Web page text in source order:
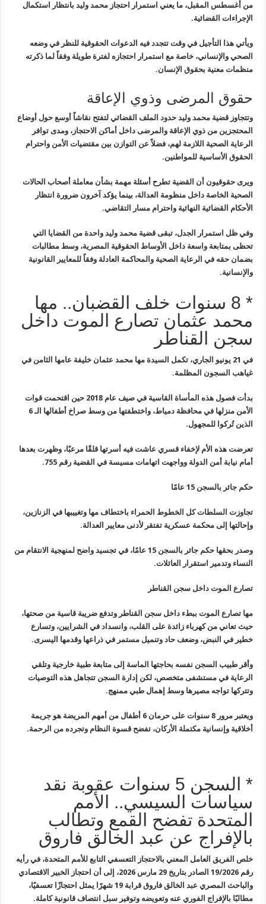
من أغسطس المقبل، ما يعني استمرار احتجاز محمد وليد بانتظار استكمال
الإجراءات القضائية.
ويأتي هذا التأجيل في وقت تتجدد فيه الدعوات الحقوقية للنظر في وضعه
الصحي والإنساني، خاصة مع استمرار احتجازه لفترة طويلة وفقاً لما ذكرته
منظمات معنية بحقوق الإنسان.
حقوق المرضى وذوي الإعاقة
وتتجاوز قضية محمد وليد حدود الملف القضائي لتفتح نقاشاً أوسع حول أوضاع
المحتجزين من ذوي الإعاقة والمرضى داخل أماكن الاحتجاز، ومدى توافر
الرعاية الصحية اللازمة لهم، فضلاً عن التوازن بين مقتضيات الأمن واحترام
الحقوق الأساسية للمواطنين.
ويرى حقوقيون أن القضية تطرح أسئلة مهمة بشأن معاملة أصحاب الحالات
الصحية الخاصة داخل منظومة العدالة، بينما يؤكد آخرون ضرورة انتظار
الأحكام القضائية النهائية واحترام مسار التقاضي.
وفي ظل استمرار الجدل، تبقى قضية محمد وليد واحدة من القضايا التي
تحظى بمتابعة واسعة داخل الأوساط الحقوقية المصرية، وسط مطالبات
بضمان حقه في الرعاية الصحية والمحاكمة العادلة وفقاً للمعايير
القانونية
والإنسانية.
* 8 سنوات خلف القضبان.. مها
محمد عثمان تصارع الموت داخل
سجن القناطر
في 21 يونيو الجاري، تكمل السيدة مها محمد عثمان خليفة عامها الثامن في
غياهب السجون المظلمة.
بدأت فصول هذه المأساة القاسية في صيف عام 2018
حين اقتحمت قوات
الأمن منزلها في محافظة دمياط، واختطفتها من وسط
صراخ أطفالها الـ 6
الذين تُركوا للمجهول.
تعرضت هذه الأم لإخفاء قسري عاشت فيه أسرتها قلقًا مرعبًا، وظهرت بعدها
أمام نيابة أمن الدولة وواجهت اتهامات مسيسة في القضية رقم 755 .
حكم جائر بالسجن 15 عامًا
تجاوزت السلطات كل الخطوط الحمراء باختطاف مها وتغييبها في الزنازين،
وإحالتها إلى محكمة عسكرية تفتقر لأدنى معايير العدالة.
وصدر بحقها حكم جائر بالسجن 15 عامًا، في تجسيد واضح لمنهجية الانتقام من
النساء وتدمير استقرار العائلات.
تصارع الموت داخل سجن القناطر
مها تصارع الموت ببطء داخل سجن القناطر وتدفع ضريبة قاسية من صحتها،
حيث تعاني من كهرباء زائدة على القلب، وانسداد في الشرايين، وتسارع
خطير في النبض، وضعف حاد وتنميل مستمر في ذراعها وقدمها اليسرى.
وأقر طبيب السجن نفسه بحاجتها الماسة إلى متابعة طبية خارجية وتلقي
الرعاية في مستشفى متخصص، لكن إدارة السجن تتجاهل هذه التوصيات
وتتركها تواجه مصيرها وسط إهمال طبي ممنهج.
ويعتبر مرور 8 سنوات على حرمان 6
أطفال من أمهم المريضة هو جريمة
أخلاقية وإنسانية مكتملة الأركان، تفضح قسوة النظام وتجرده من الرحمة.
* السجن 5 سنوات عقوبة نقد
سياسات السيسي.. الأمم
المتحدة تفضح القمع وتطالب
بالإفراج عن عبد الخالق فاروق
خلص الفريق العامل المعني بالاحتجاز التعسفي التابع للأمم المتحدة، في رأيه
رقم 19/2026 الصادر بتاريخ 29 مارس 2026، إلى أن احتجاز الخبير الاقتصادي
والباحث المصري عبد الخالق فاروق قرابة 19 شهرًا يمثل احتجازًا تعسفيًا،
مطالبًا بالإفراج الفوري عنه وتعويضه وتوفير سبل انتصاف قانونية كاملة.